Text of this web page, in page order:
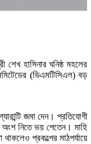
হাসিনার ঘনিষ্ঠ মহলের
(ডিএমটিসিএল) বড়
জমা দেন। প্রতিযোগী
অংশ নিতে ভয় পেতেন। মাহি
প্রকল্পের মাঠপর্যায়ে